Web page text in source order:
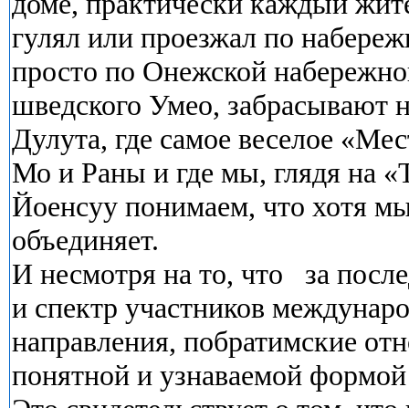
гулял или проезжал по
просто по Онежской
шведского Умео, забрасывают
Дулута, где самое веселое
Мо и Раны и где мы, глядя на
Йоенсуу понимаем, что хотя
объединяет.
И несмотря на то, что за
и спектр участников
направления, побратимские
понятной и узнаваемой